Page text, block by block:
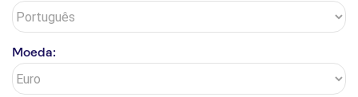
Moeda: